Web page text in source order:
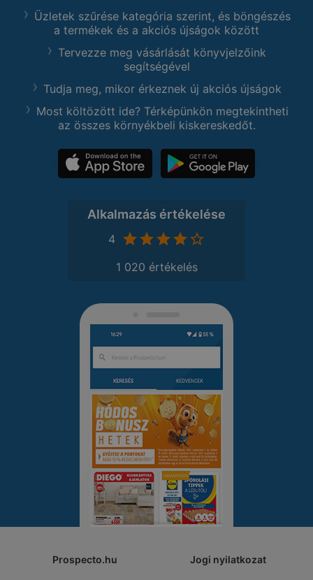
Üzletek szűrése kategória szerint, és böngészés
a termékek és a akciós újságok között
Tervezze meg vásárlását könyvjelzőink
segítségével
Tudja meg, mikor érkeznek új akciós újságok
Most költözött ide? Térképünkön megtekintheti
az összes környékbeli kiskereskedőt.
Alkalmazás értékelése
4
1 020 értékelés
Prospecto.hu Jogi nyilatkozat